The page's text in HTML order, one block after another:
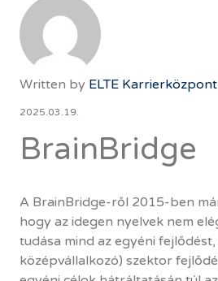
Written by ELTE Karrierközpont
2025.03.19.
BrainBridge
A BrainBridge-ről 2015-ben
hogy az idegen nyelvek nem
tudása mind az egyéni
középvállalkozó) szektor